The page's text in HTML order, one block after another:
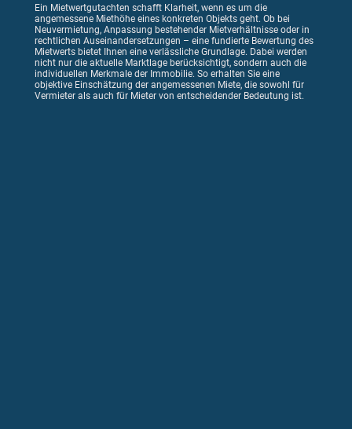
Ein Mietwertgutachten schafft Klarheit, wenn es um die
angemessene Miethöhe eines konkreten Objekts geht. Ob bei
Neuvermietung, Anpassung bestehender Mietverhältnisse oder in
rechtlichen Auseinandersetzungen – eine fundierte Bewertung des
Mietwerts bietet Ihnen eine verlässliche Grundlage. Dabei werden
nicht nur die aktuelle Marktlage berücksichtigt, sondern auch die
individuellen Merkmale der Immobilie. So erhalten Sie eine
objektive Einschätzung der angemessenen Miete, die sowohl für
Vermieter als auch für Mieter von entscheidender Bedeutung ist.